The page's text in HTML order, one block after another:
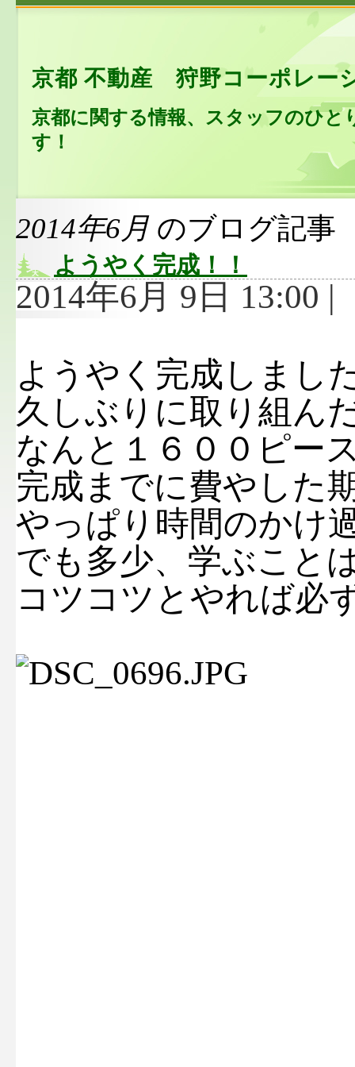
京都 不動産 狩野コーポレー
京都に関する情報、スタッフのひと
す！
2014年6月 のブログ記事
ようやく完成！！
2014年6月 9日 13:00 |
ようやく完成しまし
久しぶりに取り組ん
なんと１６００ピー
完成までに費やした
やっぱり時間のかけ
でも多少、学ぶこと
コツコツとやれば必